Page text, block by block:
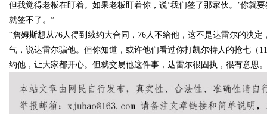
但我觉得老板在盯着。如果老板盯着你，说‘我们签了那家伙。’你就
就签不了。”
“詹姆斯想从76人得到续约大合同，76人不给他，这不是达雷尔的决
气，说达雷尔骗他。但你知道，或许他们看过你打凯尔特人的抢七（
约他，让大家都开心。但就交易他这件事，达雷尔很固执，很有意思。
发体系全解析